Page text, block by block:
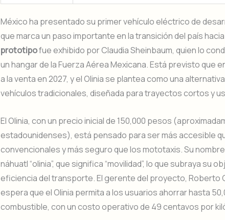
México ha presentado su primer vehículo eléctrico de
que marca un paso importante en la transición del país hacia
prototipofue exhibido por Claudia Sheinbaum, quien lo
un hangar de la Fuerza Aérea Mexicana. Está previsto que
a la venta en 2027, y el Olinia se plantea como una
vehículos tradicionales, diseñada para trayectos cortos y
El Olinia, con un precio inicial de 150,000 pesos
estadounidenses), está pensado para ser más accesible
convencionales y más seguro que los mototaxis. Su
náhuatl “olinia”, que significa “movilidad”, lo que subraya su
eficiencia del transporte. El gerente del proyecto, Roberto
espera que el Olinia permita a los usuarios ahorrar hasta
combustible, con un costo operativo de 49 centavos por